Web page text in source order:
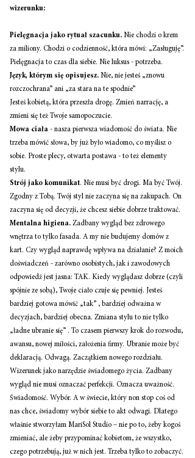
wizerunku:
Pielęgnacja jako rytuał szacunku. Nie chodzi o krem
za miliony. Chodzi o codzienność, która mówi: „Zasługuję”.
Pielęgnacja to czas dla siebie. Nie luksus - potrzeba.
Język, którym się opisujesz. Nie, nie jesteś „znowu
rozczochrana” ani „za stara na te spodnie”
Jesteś kobietą, która przeszła drogę. Zmień narrację, a
zmieni się też Twoje samopoczucie.
Mowa ciała - nasza pierwsza wiadomość do świata. Nie
trzeba mówić słowa, by już było wiadomo, co myślisz o
sobie. Proste plecy, otwarta postawa - to też elementy
stylu.
Strój jako komunikat. Nie musi być drogi. Ma być Twój.
Zgodny z Tobą. Twój styl nie zaczyna się na zakupach. On
zaczyna się od decyzji, że chcesz siebie dobrze traktować.
Mentalna higiena. Zadbany wygląd bez zdrowego
wnętrza to tylko fasada. A my nie budujemy domów z
kart. Czy wygląd naprawdę wpływa na działanie? Z moich
doświadczeń - zarówno osobistych, jak i zawodowych
odpowiedź jest jasna: TAK. Kiedy wyglądasz dobrze (czyli
spójnie ze sobą), Twoje ciało czuje się pewniej. Jesteś
bardziej gotowa mówić „tak” , bardziej odważna w
decyzjach, bardziej obecna. Zmiana stylu to nie tylko
„ładne ubranie się” . To czasem pierwszy krok do rozwodu,
awansu, nowej miłości, założenia firmy. Ubranie może być
deklaracją. Odwagą. Zaczątkiem nowego rozdziału.
Wizerunek jako narzędzie świadomego życia. Zadbany
wygląd nie musi oznaczać perfekcji. Oznacza uważność.
Świadomość. Wybór. A w świecie, który non stop coś od
nas chce, świadomy wybór siebie to akt odwagi. Dlatego
właśnie stworzyłam MariSol Studio – nie po to, żeby kogoś
zmieniać, ale żeby przypominać kobietom, że wszystko,
czego potrzebują, już w nich jest. Trzeba tylko to zobaczyć.